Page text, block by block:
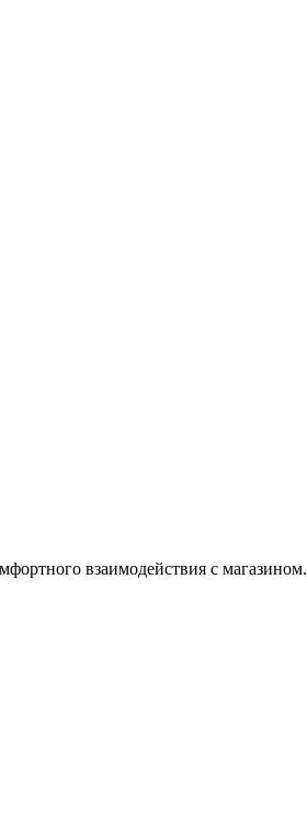
взаимодействия с магазином.